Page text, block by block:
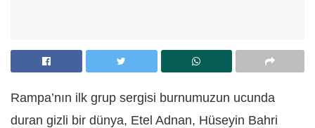
Rampa’nın ilk grup sergisi burnumuzun ucunda
duran gizli bir dünya, Etel Adnan, Hüseyin Bahri